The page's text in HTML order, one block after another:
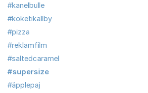
#kanelbulle
#koketikallby
#pizza
#reklamfilm
#saltedcaramel
#supersize
#äpplepaj